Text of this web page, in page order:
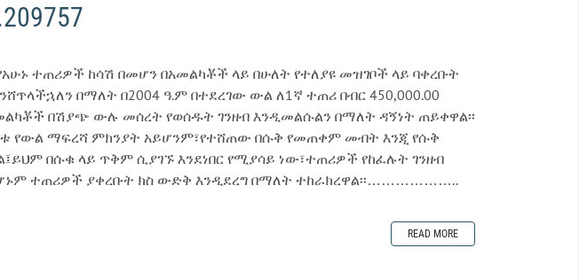
ተጠሪዎች ከሳሽ በመሆን በአመልካቾች ላይ በሁለት የተለያዩ መዝገቦች ላይ ባቀረቡት
በማለት በ2004 ዓ.ም በተደረገው ውል ለ1ኛ ተጠሪ በብር 450,000.00
በሽያጭ ውሉ መሰረት የወሰዱት ገንዘብ እንዲመልሱልን በማለት ዳኝነት ጠይቀዋል፡፡
የውል ማፍረሻ ምክንያት አይሆንም፣የተሸጠው በሱቅ የመጠቀም መብት እንጂ የሱቅ
በሱቁ ላይ ጥቅም ሲያገኙ እንደነበር የሚያሳይ ነው፣ተጠሪዎች የከፈሉት ገንዘብ
ተጠሪዎች ያቀረቡት ክስ ውድቅ እንዲደረግ በማለት ተከራክረዋል፡፡………………..
READ MORE